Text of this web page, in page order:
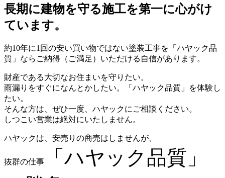
長期に建物を守る施工を第一に心がけ
ています。
約10年に1回の安い買い物ではない塗装工事を「ハヤック品
質」ならご納得（ご満足）いただける自信があります。
財産である大切なお住まいを守りたい。
雨漏りをすぐになんとかしたい。「ハヤック品質」を体験し
たい。
そんな方は、ぜひ一度、ハヤックにご相談ください。
しつこい営業は絶対にいたしません。
ハヤックは、安売りの商売はしませんが、
抜群の仕事
「ハヤック品質」